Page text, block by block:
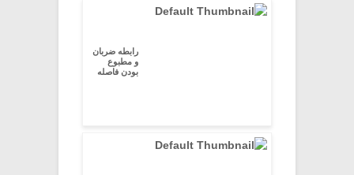
رابطه ضربان
و مطبوع
بودن فاصله